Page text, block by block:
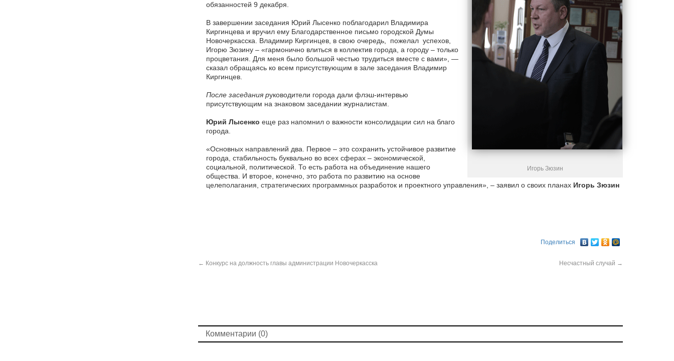
Игорь Зюзин
обязанностей 9 декабря.
В завершении заседания Юрий Лысенко поблагодарил Владимира
Киргинцева и вручил ему Благодарственное письмо городской Думы
Новочеркасска. Владимир Киргинцев, в свою очередь, пожелал успехов,
Игорю Зюзину – «гармонично влиться в коллектив города, а городу – только
процветания. Для меня было большой честью трудиться вместе с вами», —
сказал обращаясь ко всем присутствующим в зале заседания Владимир
Киргинцев.
После заседания руководители города дали флэш-интервью
присутствующим на знаковом заседании журналистам.
Юрий Лысенко еще раз напомнил о важности консолидации сил на благо
города.
«Основных направлений два. Первое – это сохранить устойчивое развитие
города, стабильность буквально во всех сферах – экономической,
социальной, политической. То есть работа на объединение нашего
общества. И второе, конечно, это работа по развитию на основе
целеполагания, стратегических программных разработок и проектного управления», – заявил о своих планах Игорь Зюзин
Поделиться
← Конкурс на должность главы администрации Новочеркасска Несчастный случай →
Комментарии (0)